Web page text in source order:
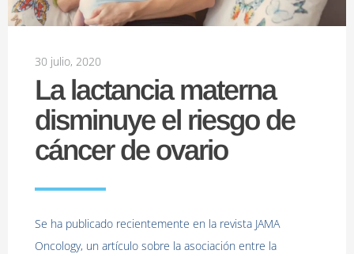
30 julio, 2020
La lactancia materna
disminuye el riesgo de
cáncer de ovario
Se ha publicado recientemente en la revista JAMA
Oncology, un artículo sobre la asociación entre la